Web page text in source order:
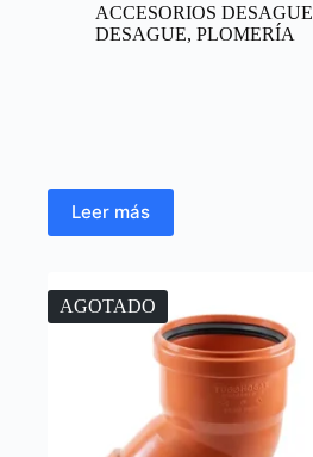
ACCESORIOS DESAGUE
DESAGUE, PLOMERÍA
Leer más
AGOTADO